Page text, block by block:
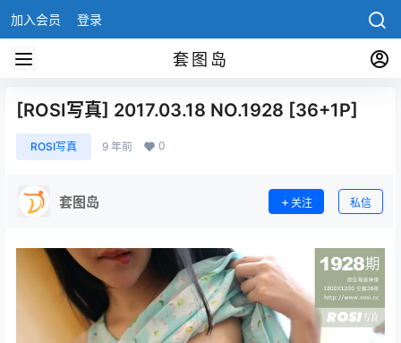
加入会员 登录
套图岛
[ROSI写真] 2017.03.18 NO.1928 [36+1P]
ROSI写真 9 年前 0
套图岛 关注 私信